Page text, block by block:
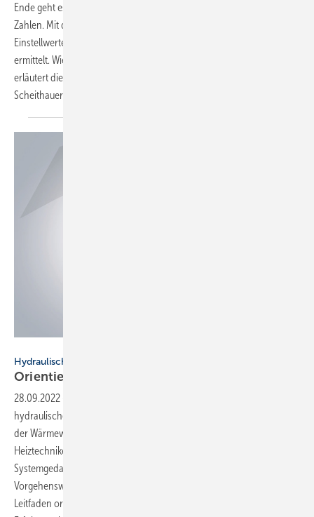
Ende geht es dann aber immer um das gekonnte Jonglieren mit den
Zahlen. Mit den richtigen Hilfswerkzeugen sind die nötigen
Einstellwerte zur schrittweisen Optimierung der Anlage jedoch rasch
ermittelt. Wie das funktioniert und was dabei beachtet werden muss,
erläutert dieser abschließende Teil unserer Serie. → Bernd
Scheithauer
Hydraulischer Abgleich heute – SBZ-Serie, Teil 3
Orientierung im Labyrinth der
28.09.2022
hydraulische Abgleich ist einer der wichtigsten Bausteine im Kontext
der Wärmewende und damit der Energiewende. Wie aber soll der
Heiztechniker nun verfahren, wenn er den Abgleich im Sinne dieses
Systemgedankens durchführen will? Das A und O ist eine strukturierte
Vorgehensweise, die nicht irgendwo anfängt, sondern sich an einem
Leitfaden orientiert. Der Beitrag beschreibt das Vorgehen und nennt